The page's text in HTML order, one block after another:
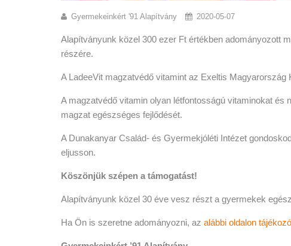
Gyermekeinkért '91 Alapítvány 2020-05-07
Alapítványunk közel 300 ezer Ft értékben adományozott
részére.
A LadeeVit magzatvédő vitamint az Exeltis
A magzatvédő vitamin olyan létfontosságú vitaminokat
magzat egészséges fejlődését.
A Dunakanyar Család- és Gyermekjóléti Intézet
eljusson.
Köszönjük szépen a támogatást!
Alapítványunk közel 30 éve vesz részt a gyermekek
Ha Ön is szeretne adományozni, az alábbi oldalon